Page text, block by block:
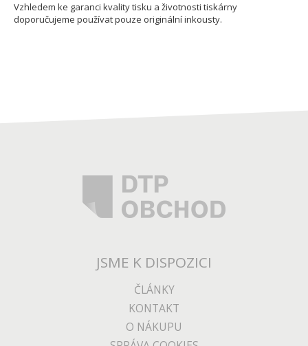
Vzhledem ke garanci kvality tisku a životnosti tiskárny
doporučujeme používat pouze originální inkousty.
JSME K DISPOZICI
ČLÁNKY
KONTAKT
O NÁKUPU